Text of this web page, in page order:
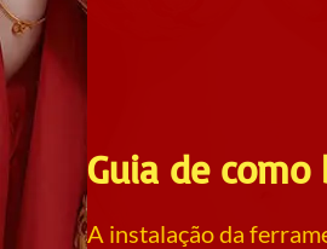
Guia de
A instalação da